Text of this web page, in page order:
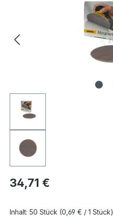
Regulärer Preis:
34,71 €
Inhalt: 50 Stück (0,69 € / 1 Stück)